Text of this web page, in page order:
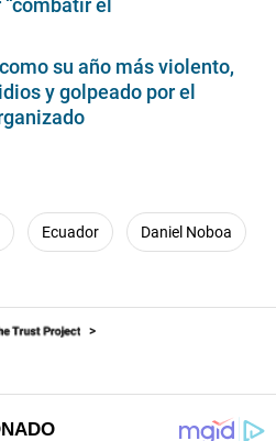
el
su año más violento,
y golpeado por el
Ecuador Daniel Noboa